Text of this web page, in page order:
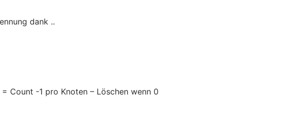
dank ..
Count -1 pro Knoten – Löschen wenn 0